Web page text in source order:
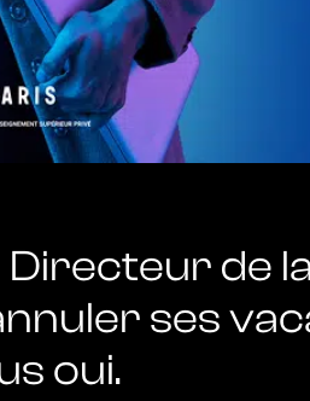
de la
ses
oui.